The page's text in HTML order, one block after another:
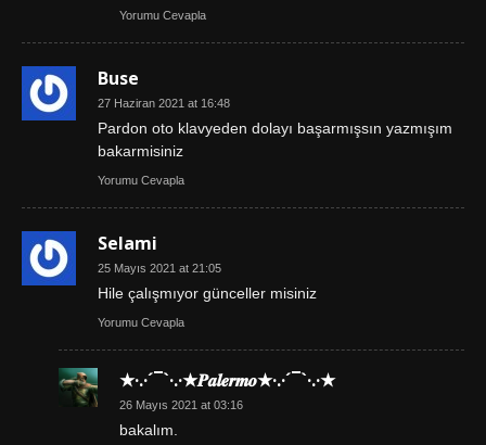
Yorumu Cevapla
Buse
27 Haziran 2021 at 16:48
Pardon oto klavyeden dolayı başarmışsın yazmışım
bakarmisiniz
Yorumu Cevapla
Selami
25 Mayıs 2021 at 21:05
Hile çalışmıyor günceller misiniz
Yorumu Cevapla
★·.·´¯`·.·★𝑷𝒂𝒍𝒆𝒓𝒎𝒐★·.·´¯`·.·★
26 Mayıs 2021 at 03:16
bakalım.